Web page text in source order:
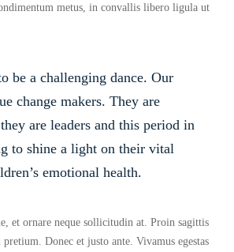
metus, in convallis libero ligula ut
be a challenging dance. Our
change makers. They are
are leaders and this period in
to shine a light on their vital
emotional health.
et ornare neque sollicitudin at. Proin sagittis
Donec et justo ante. Vivamus egestas